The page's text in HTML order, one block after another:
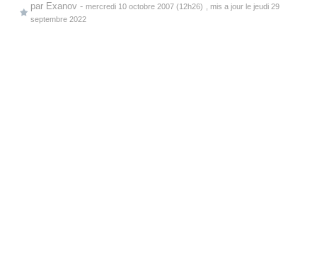
par Exanov - mercredi 10 octobre 2007 (12h26)
, mis a jour le jeudi 29
septembre 2022